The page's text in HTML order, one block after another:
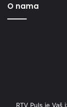
O nama
RTV Puls je